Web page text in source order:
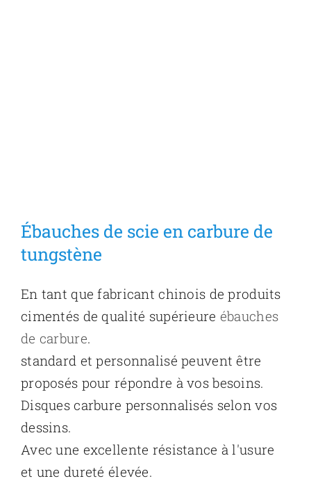
Ébauches de scie en carbure de
tungstène
En tant que fabricant chinois de produits
cimentés de qualité supérieure ébauches
de carbure.
standard et personnalisé peuvent être
proposés pour répondre à vos besoins.
Disques carbure personnalisés selon vos
dessins.
Avec une excellente résistance à l'usure
et une dureté élevée.